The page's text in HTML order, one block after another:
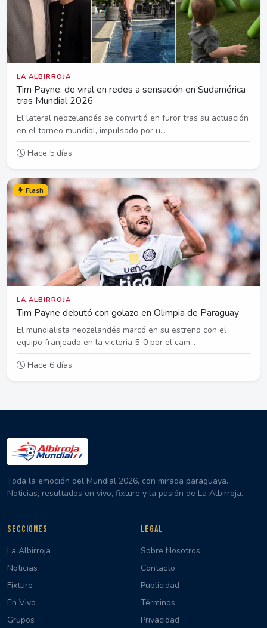
LA ALBIRROJA
Tim Payne: de viral en redes a sensación en Sudamérica
tras Mundial 2026
El lateral neozelandés se convirtió en furor tras su actuación
en el torneo mundial, impulsado por u...
Hace 5 días
Flash
LA ALBIRROJA
Tim Payne debutó con golazo en Olimpia de Paraguay
El mundialista neozelandés marcó en su estreno con el
equipo franjeado en la victoria 5-0 por el cam...
Hace 6 días
Toda la emoción del Mundial 2026, con mirada paraguaya.
Noticias, resultados en vivo, fixture y la pasión de La Albirroja.
SECCIONES
La Albirroja
Noticias
Fixture
En Vivo
Grupos
LEGAL
Sobre Nosotros
Contacto
Publicidad
Términos
Privacidad